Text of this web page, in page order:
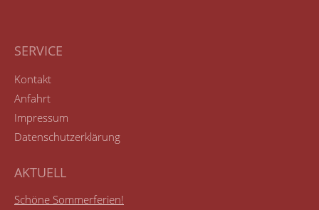
SERVICE
Kontakt
Anfahrt
Impressum
Datenschutzerklärung
AKTUELL
Schöne Sommerferien!